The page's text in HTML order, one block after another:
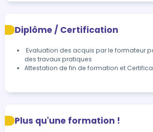
Diplôme / Certification
des travaux pratiques
Attestation de fin de formation et
Plus qu'une formation !